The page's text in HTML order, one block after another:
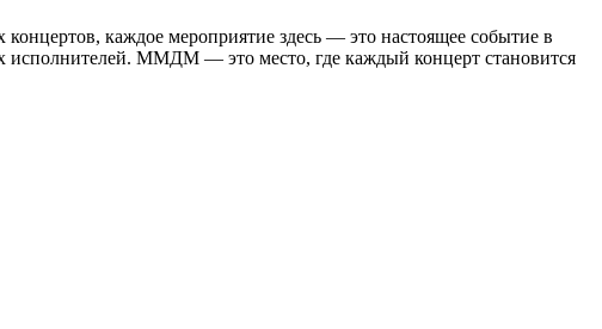
каждое мероприятие здесь — это настоящее событие в
исполнителей. ММДМ — это место, где каждый концерт становится